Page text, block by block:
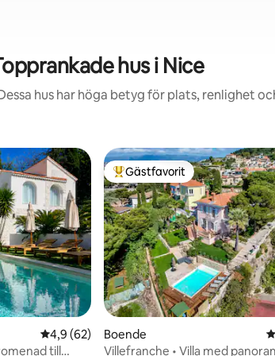
hus i Nice
hus har höga betyg för plats, renlighet
4,9 av 5 i genomsnittligt betyg, 62
4,9 (62)
till
Populär gästfavorit
Gästfavorit
Boende
Villefranche • Villa med